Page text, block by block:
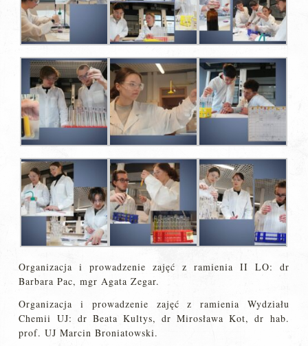
Organizacja i prowadzenie zajęć z ramienia II LO: dr
Barbara Pac, mgr Agata Zegar.
Organizacja i prowadzenie zajęć z ramienia Wydziału
Chemii UJ: dr Beata Kultys, dr Mirosława Kot, dr hab.
prof. UJ Marcin Broniatowski.